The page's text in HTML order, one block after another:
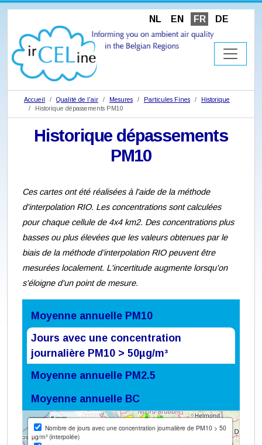
NL EN FR DE
Accueil Qualité de l'air Mesures Particules Fines
Historique
Historique dépassements PM10
Historique dépassements
PM10
Ces cartes ont été réalisées à l'aide de la méthode
d'interpolation RIO. Les concentrations sont calculées
pour chaque cellule de 4x4 km2. Des concentrations plus
basses ou plus élevées que les valeurs obtenues par le
biais de la méthode d’interpolation RIO peuvent être
mesurées localement. L'incertitude augmente lorsqu'on
s'éloigne d'un point de mesure.
Moyenne annuelle PM10
Jours avec une concentration
journalière PM10 > 50µg/m³
Moyenne annuelle PM2.5
Moyenne annuelle BC